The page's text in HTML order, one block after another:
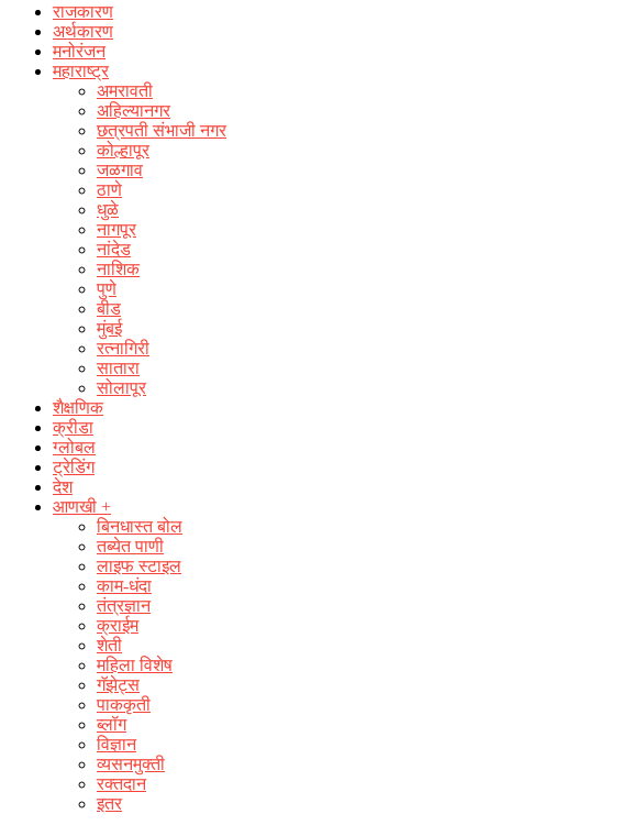
राजकारण
अर्थकारण
मनोरंजन
महाराष्ट्र
अमरावती
अहिल्यानगर
छत्रपती संभाजी नगर
कोल्हापूर
जळगाव
ठाणे
धुळे
नागपूर
नांदेड
नाशिक
पुणे
बीड
मुंबई
रत्नागिरी
सातारा
सोलापूर
शैक्षणिक
क्रीडा
ग्लोबल
ट्रेडिंग
देश
आणखी +
बिनधास्त बोल
तब्येत पाणी
लाइफ स्टाइल
काम-धंदा
तंत्रज्ञान
क्राईम
शेती
महिला विशेष
गॅझेट्स
पाककृती
ब्लॉग
विज्ञान
व्यसनमुक्ती
रक्‍तदान
इतर